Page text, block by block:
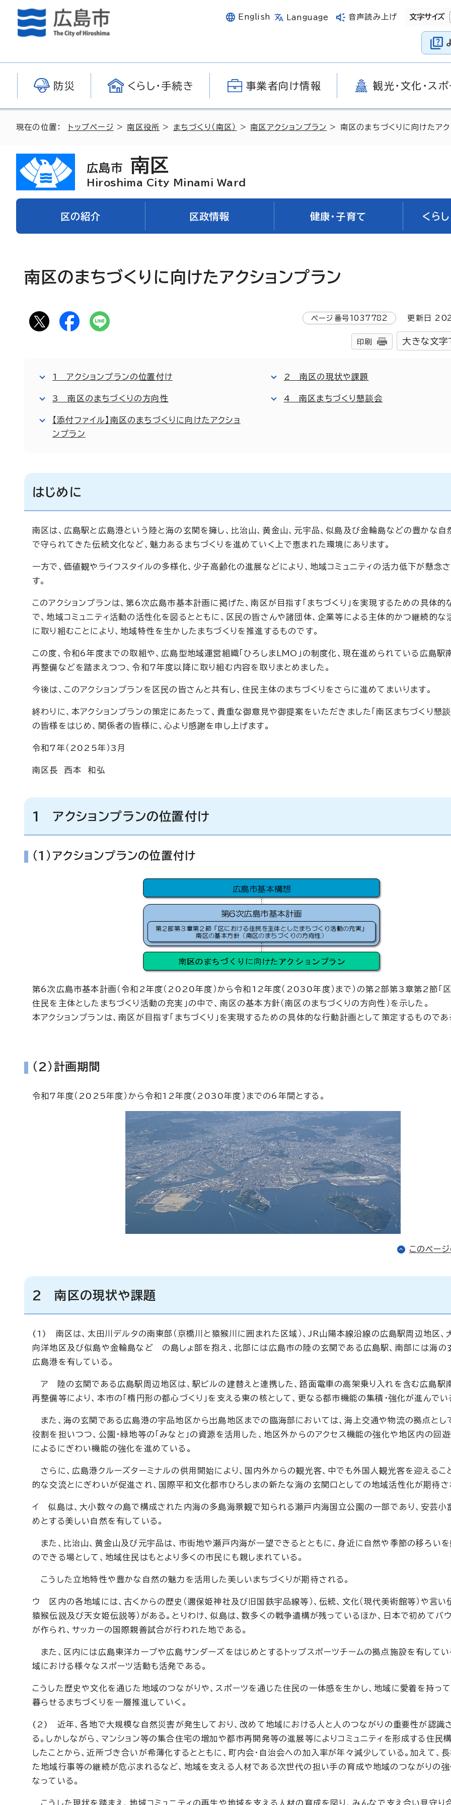
English Language 音声読み上げ 文字サイズ
防災 くらし・手続き 事業者向け情報 観光・文化・ス
現在の位置： トップページ >南区役所 > まちづくり（南区） >南区アクションプラン > 南区のまちづくりに向けたアク
広島市 南区
Hiroshima City Minami Ward
区の紹介 区政情報 健康・子育て くら
南区のまちづくりに向けたアクションプラン
ページ番号1037782 更新日
印刷 大きな文字
1 アクションプランの位置付け 2 南区の現状や課題
3 南区のまちづくりの方向性 4 南区まちづくり懇談会
【添付ファイル】南区のまちづくりに向けたアクショ
ンプラン
はじめに
南区は、広島駅と広島港という陸と海の玄関を擁し、比治山、黄金山、元宇品、似島及び金輪島などの豊かな自
で守られてきた伝統文化など、魅力あるまちづくりを進めていく上で恵まれた環境にあります。
一方で、価値観やライフスタイルの多様化、少子高齢化の進展などにより、地域コミュニティの活力低下が懸念
す。
このアクションプランは、第6次広島市基本計画に掲げた、南区が目指す「まちづくり」を実現するための具体的
で、地域コミュニティ活動の活性化を図るとともに、区民の皆さんや諸団体、企業等による主体的かつ継続的な
に取り組むことにより、地域特性を生かしたまちづくりを推進するものです。
この度、令和6年度までの取組や、広島型地域運営組織「ひろしまLMO」の制度化、現在進められている広島駅
再整備などを踏まえつつ、令和7年度以降に取り組む内容を取りまとめました。
今後は、このアクションプランを区民の皆さんと共有し、住民主体のまちづくりをさらに進めてまいります。
終わりに、本アクションプランの策定にあたって、貴重な御意見や御提案をいただきました「南区まちづくり懇談
の皆様をはじめ、関係者の皆様に、心より感謝を申し上げます。
令和7年（2025年）3月
南区長 西本 和弘
1 アクションプランの位置付け
（1）アクションプランの位置付け
第6次広島市基本計画（令和2年度（2020年度）から令和12年度（2030年度）まで）の第2部第3章第2節「
住民を主体としたまちづくり活動の充実」の中で、南区の基本方針（南区のまちづくりの方向性）を示した。
本アクションプランは、南区が目指す「まちづくり」を実現するための具体的な行動計画として策定するものであ
（2）計画期間
令和7年度（2025年度）から令和12年度（2030年度）までの6年間とする。
このペー
2 南区の現状や課題
(1) 南区は、太田川デルタの南東部（京橋川と猿猴川に囲まれた区域）、JR山陽本線沿線の広島駅周辺地区、大
向洋地区及び似島や金輪島など の島しょ部を抱え、北部には広島市の陸の玄関である広島駅、南部には海の
広島港を有している。
ア 陸の玄関である広島駅周辺地区は、駅ビルの建替えと連携した、路面電車の高架乗り入れを含む広島駅
再整備等により、本市の「楕円形の都心づくり」を支える東の核として、更なる都市機能の集積・強化が進んでい
また、海の玄関である広島港の宇品地区から出島地区までの臨海部においては、海上交通や物流の拠点とし
役割を担いつつ、公園・緑地等の「みなと」の資源を活用した、地区外からのアクセス機能の強化や地区内の回
によるにぎわい機能の強化を進めている。
さらに、広島港クルーズターミナルの供用開始により、国内外からの観光客、中でも外国人観光客を迎えるこ
的な交流とにぎわいが促進され、国際平和文化都市ひろしまの新たな海の玄関口としての地域活性化が期待さ
イ 似島は、大小数々の島で構成された内海の多島海景観で知られる瀬戸内海国立公園の一部であり、安芸小
めとする美しい自然を有している。
また、比治山、黄金山及び元宇品は、市街地や瀬戸内海が一望できるとともに、身近に自然や季節の移ろいを
のできる場として、地域住民はもとより多くの市民にも親しまれている。
こうした立地特性や豊かな自然の魅力を活用した美しいまちづくりが期待される。
ウ 区内の各地域には、古くからの歴史（邇保姫神社及び旧国鉄宇品線等）、伝統、文化（現代美術館等）や言い
猿猴伝説及び天女姫伝説等）がある。とりわけ、似島は、数多くの戦争遺構が残っているほか、日本で初めてバ
が作られ、サッカーの国際親善試合が行われた地である。
また、区内には広島東洋カープや広島サンダーズをはじめとするトップスポーツチームの拠点施設を有してい
域における様々なスポーツ活動も活発である。
こうした歴史や文化を通じた地域のつながりや、スポーツを通じた住民の一体感を生かし、地域に愛着を持っ
暮らせるまちづくりを一層推進していく。
(2) 近年、各地で大規模な自然災害が発生しており、改めて地域における人と人のつながりの重要性が認識
る。しかしながら、マンション等の集合住宅の増加や都市再開発等の進展等によりコミュニティを形成する住民
したことから、近所づき合いが希薄化するとともに、町内会・自治会への加入率が年々減少している。加えて、
た地域行事等の継続が危ぶまれるなど、地域を支える人材である次世代の担い手の育成や地域のつながりの強
なっている。
こうした現状を踏まえ、地域コミュニティの再生や地域を支える人材の育成を図り、みんなで支え合い見守り